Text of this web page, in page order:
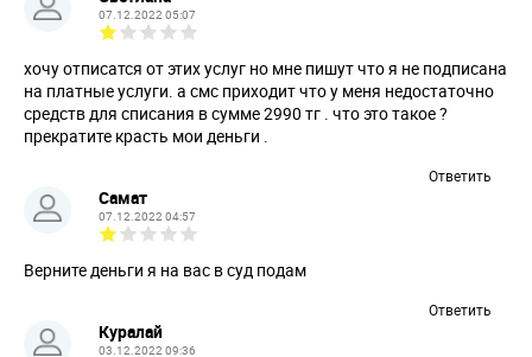
07.12.2022 05:07
хочу отписатся от этих услуг но мне пишут что я не подписана
на платные услуги. а смс приходит что у меня недостаточно
средств для списания в сумме 2990 тг . что это такое ?
прекратите красть мои деньги .
Ответить
Самат
07.12.2022 04:57
Верните деньги я на вас в суд подам
Ответить
Куралай
03.12.2022 09:36